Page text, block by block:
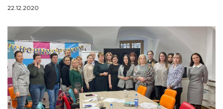
22.12.2020